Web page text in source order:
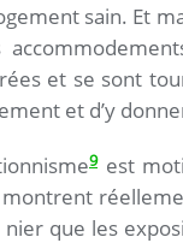
sain. Et
et se sont
et d’y
9est
que les